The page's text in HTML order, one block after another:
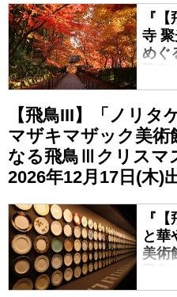
『
寺
めぐ
飛
間』
｜
『【
聚光
東山
く錦
29日(
す。
ラブ
【飛鳥III】「ノリタ
マザキマザック美
なる飛鳥Ⅲクリスマ
2026年12月17日(木)
『
と華
美術
飛
日間